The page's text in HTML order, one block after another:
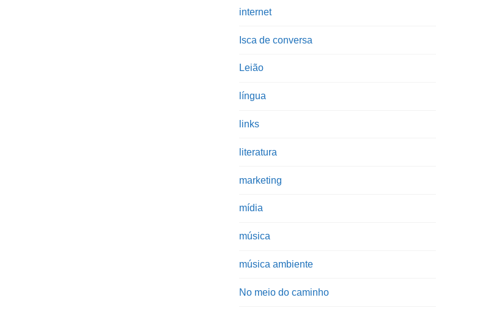
internet
Isca de conversa
Leião
língua
links
literatura
marketing
mídia
música
música ambiente
No meio do caminho